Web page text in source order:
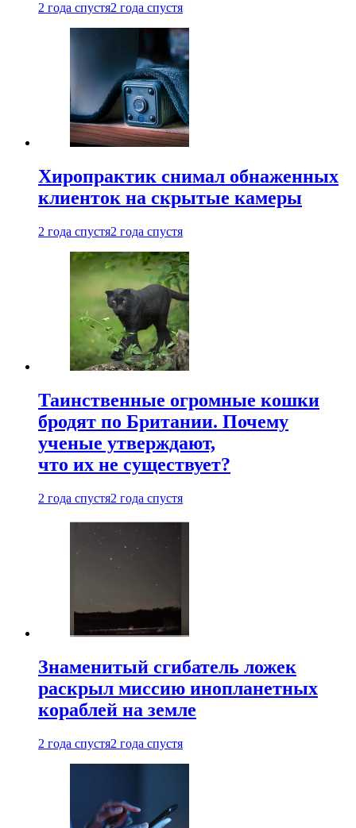
2 года спустя2 года спустя
Хиропрактик снимал обнаженных
клиенток на скрытые камеры
2 года спустя2 года спустя
Таинственные огромные кошки
бродят по Британии. Почему
ученые утверждают,
что их не существует?
2 года спустя2 года спустя
Знаменитый сгибатель ложек
раскрыл миссию инопланетных
кораблей на земле
2 года спустя2 года спустя